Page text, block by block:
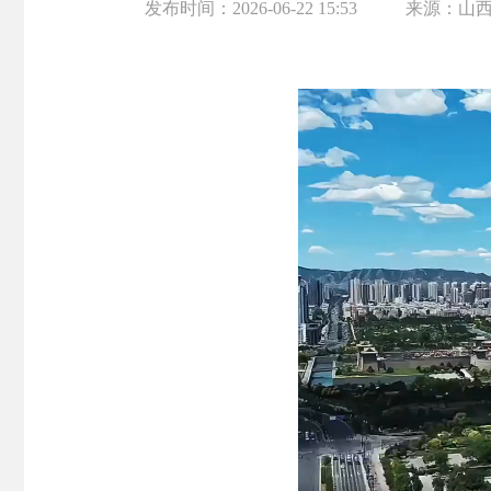
发布时间： 2026-06-22 15:53 来源： 山